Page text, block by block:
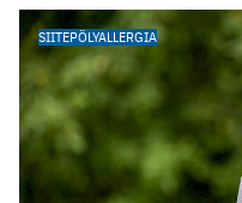
SIITEPÖLYALLERGIA